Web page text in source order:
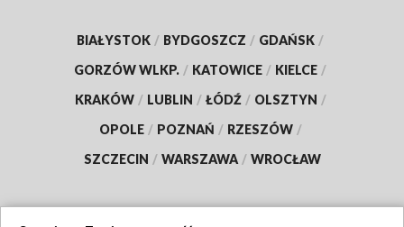
BIAŁYSTOK / BYDGOSZCZ / GDAŃSK /
GORZÓW WLKP. / KATOWICE / KIELCE /
KRAKÓW / LUBLIN / ŁÓDŹ / OLSZTYN /
OPOLE / POZNAŃ / RZESZÓW /
SZCZECIN / WARSZAWA / WROCŁAW